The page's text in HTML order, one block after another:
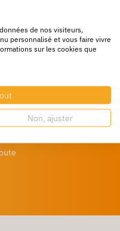
de nos visiteurs,
personnalisé et vous faire vivre
sur les cookies que
Non, ajuster